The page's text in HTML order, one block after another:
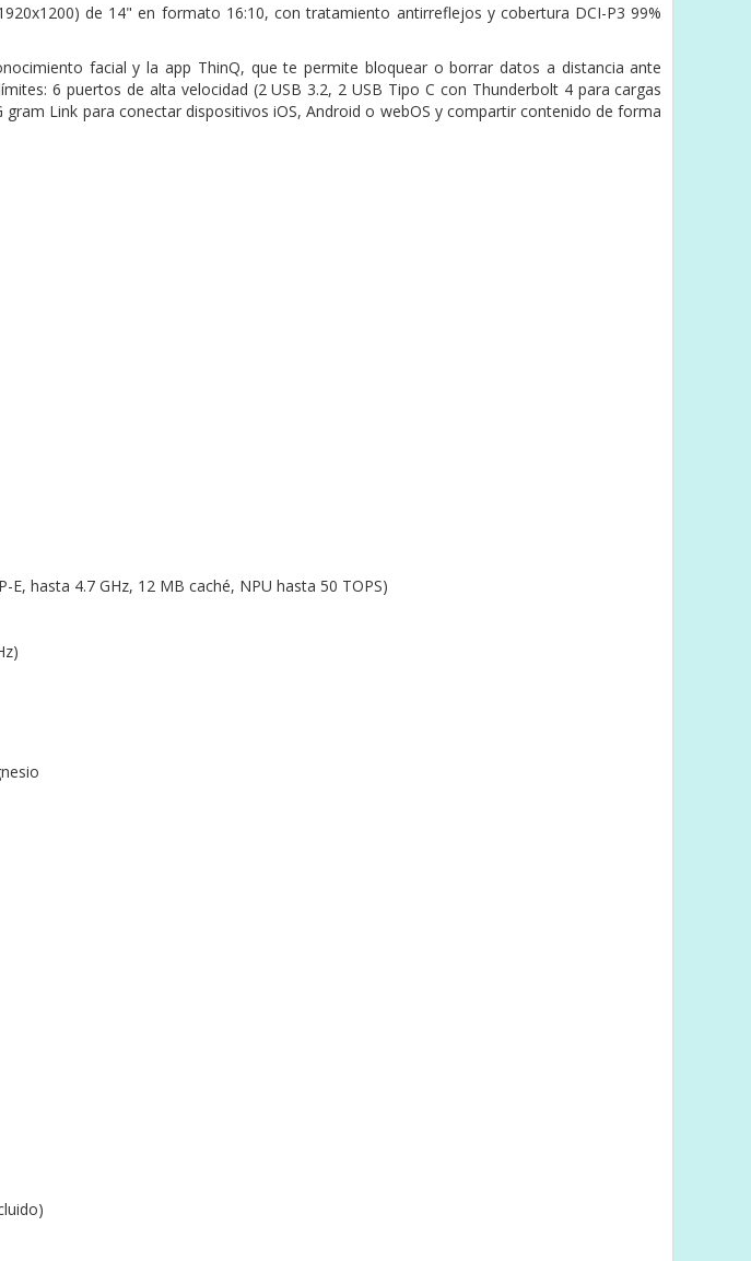
de 14" en formato 16:10, con tratamiento antirreflejos y cobertura DCI-P3 99%
facial y la app ThinQ, que te permite bloquear o borrar datos a distancia ante
6 puertos de alta velocidad (2 USB 3.2, 2 USB Tipo C con Thunderbolt 4 para cargas
Link para conectar dispositivos iOS, Android o webOS y compartir contenido de forma
hasta 4.7 GHz, 12 MB caché, NPU hasta 50 TOPS)